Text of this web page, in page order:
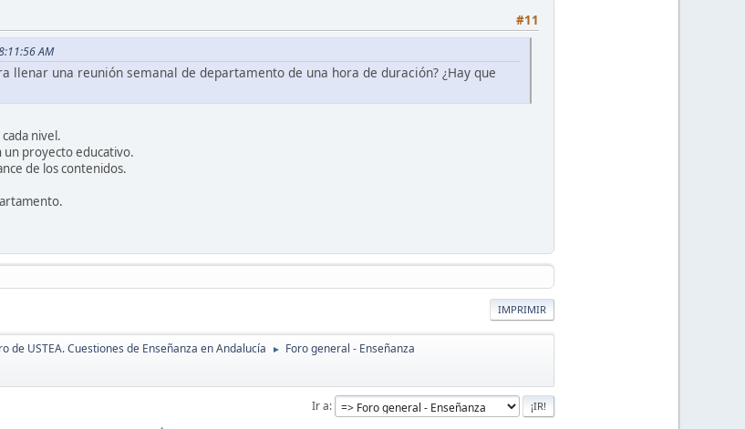
#11
AM
llenar una reunión semanal de departamento de una hora de duración? ¿Hay que
nivel.
un proyecto educativo.
de los contenidos.
IMPRIMIR
de USTEA. Cuestiones de Enseñanza en Andalucía ► Foro general - Enseñanza
Ir a